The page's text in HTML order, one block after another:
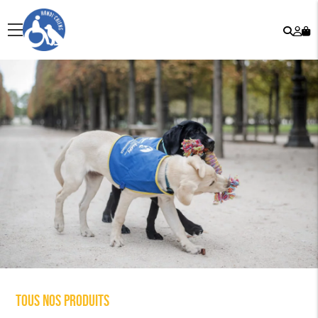
menu
Tous nos produits